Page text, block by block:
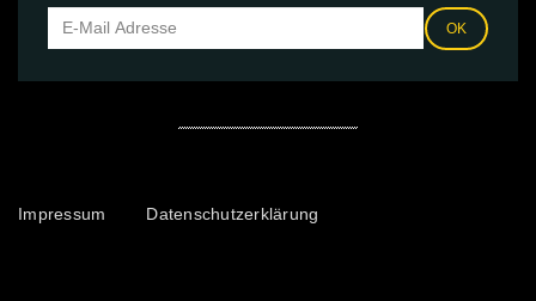
OK
Impressum Datenschutzerklärung